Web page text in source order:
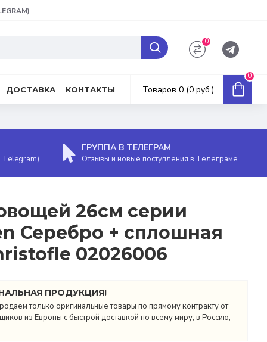
0
ДОСТАВКА КОНТАКТЫ Товаров 0 (0 руб.)
0
ГРУППА В ТЕЛЕГРАМ
Отзывы и новые поступления в Телеграме
26см серии
Серебро + сплошная
02026006
ПРОДУКЦИЯ!
только оригинальные товары по прямому контракту от
из Европы с быстрой доставкой по всему миру, в Россию,